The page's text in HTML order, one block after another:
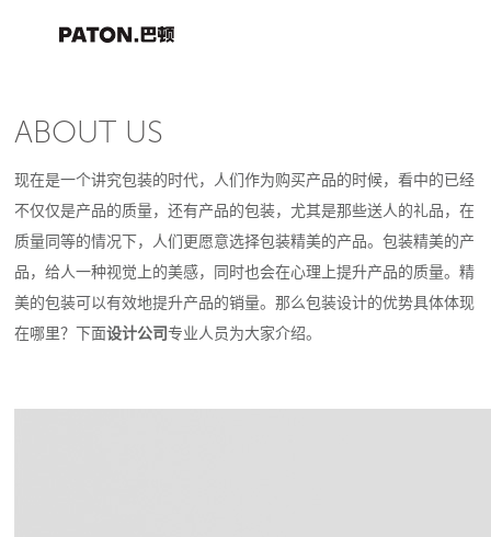
ABOUT US
现在是一个讲究包装的时代，人们作为购买产品的时候，看中的已经
不仅仅是产品的质量，还有产品的包装，尤其是那些送人的礼品，在
质量同等的情况下，人们更愿意选择包装精美的产品。包装精美的产
品，给人一种视觉上的美感，同时也会在心理上提升产品的质量。精
美的包装可以有效地提升产品的销量。那么包装设计的优势具体体现
在哪里？下面设计公司专业人员为大家介绍。